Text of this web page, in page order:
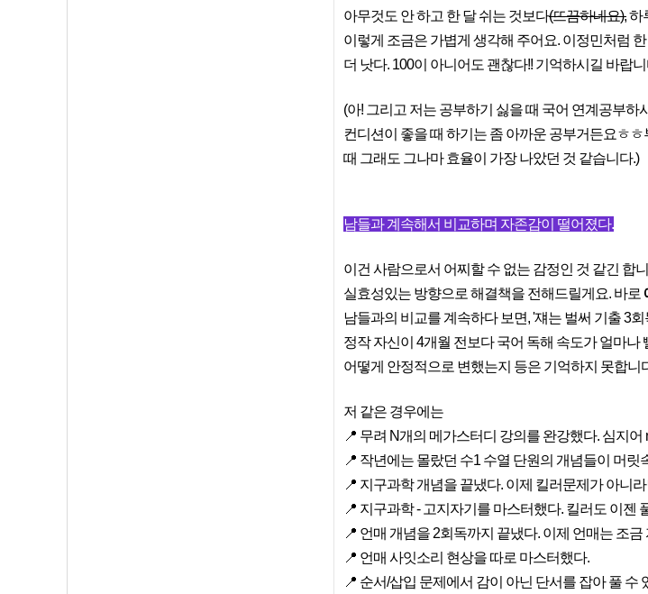
아무것도 안 하고 한 달 쉬는 것보다(뜨끔하네요),하
이렇게 조금은 가볍게 생각해 주어요. 이정민처럼
더 낫다. 100이 아니어도 괜찮다!! 기억하시길 바랍
(아! 그리고 저는 공부하기 싫을 때 국어 연계공부
컨디션이 좋을 때 하기는 좀 아까운 공부거든요ㅎ
때 그래도 그나마 효율이 가장 나았던 것 같습니다.)
남들과 계속해서 비교하며 자존감이 떨어졌다.
이건 사람으로서 어찌할 수 없는 감정인 것 같긴 합
실효성있는 방향으로 해결책을 전해드릴게요. 바로
남들과의 비교를 계속하다 보면, '쟤는 벌써 기출 3
정작 자신이 4개월 전보다 국어 독해 속도가 얼마나
어떻게 안정적으로 변했는지 등은 기억하지 못합니
저 같은 경우에는
📍 무려 N개의 메가스터디 강의를 완강했다. 심지
📍 작년에는 몰랐던 수1 수열 단원의 개념들이 머릿
📍 지구과학 개념을 끝냈다. 이제 킬러문제가 아니
📍 지구과학 - 고지자기를 마스터했다. 킬러도 이젠
📍 언매 개념을 2회독까지 끝냈다. 이제 언매는 조금
📍 언매 사잇소리 현상을 따로 마스터했다.
📍 순서/삽입 문제에서 감이 아닌 단서를 잡아 풀 수